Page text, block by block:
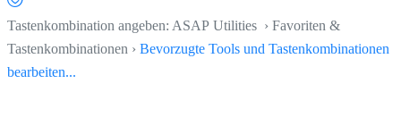
Tastenkombination angeben: ASAP Utilities › Favoriten &
Tastenkombinationen › Bevorzugte Tools und Tastenkombinationen
bearbeiten...